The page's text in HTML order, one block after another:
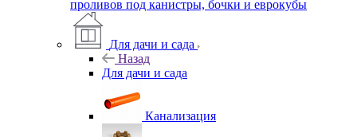
проливов под канистры, бочки и еврокубы
Для дачи и сада
Назад
Для дачи и сада
Канализация